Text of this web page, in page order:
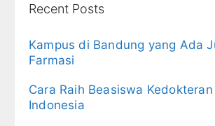
Recent Posts
Kampus di Bandung yang Ada
Farmasi
Cara Raih Beasiswa
Indonesia